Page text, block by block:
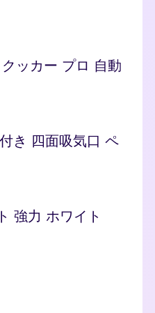
ッカー プロ 自動
き 四面吸気口 ペ
強力 ホワイト